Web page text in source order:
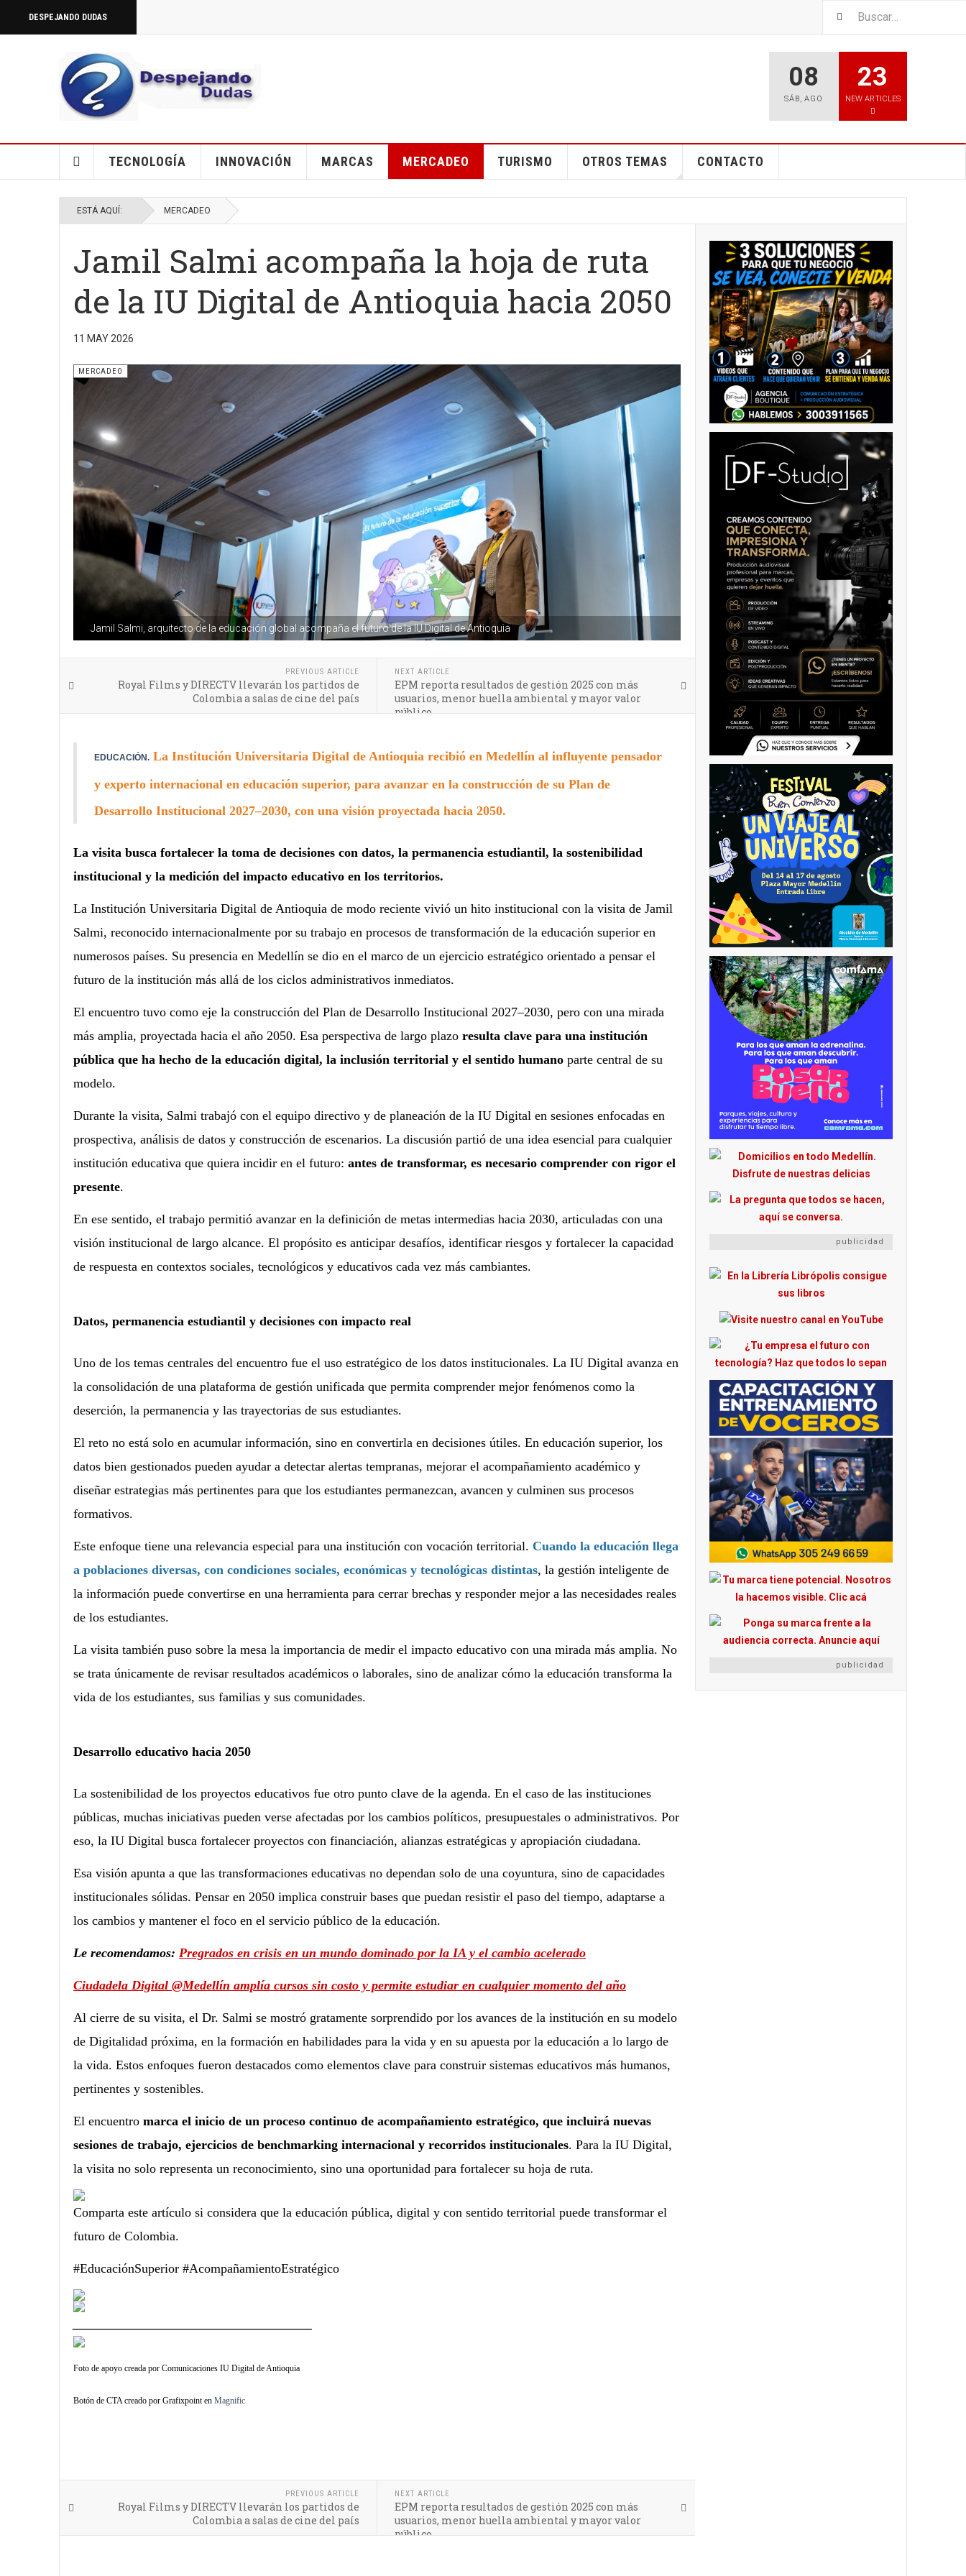
DESPEJANDO DUDAS
08
SÁB, AGO
23
NEW ARTICLES
TECNOLOGÍA INNOVACIÓN MARCAS MERCADEO TURISMO OTROS TEMAS CONTACTO
ESTÁ AQUÍ: MERCADEO
Jamil Salmi acompaña la hoja de ruta
de la IU Digital de Antioquia hacia 2050
11 MAY 2026
Jamil Salmi, arquitecto de la educación global acompaña el futuro de la IU Digital de Antioquia
MERCADEO
PREVIOUS ARTICLE
Royal Films y DIRECTV llevarán los partidos de
Colombia a salas de cine del país
NEXT ARTICLE
EPM reporta resultados de gestión 2025 con más
usuarios, menor huella ambiental y mayor valor
público
EDUCACIÓN. La Institución Universitaria Digital de Antioquia recibió en Medellín al influyente pensador
y experto internacional en educación superior, para avanzar en la construcción de su Plan de
Desarrollo Institucional 2027–2030, con una visión proyectada hacia 2050.
La visita busca fortalecer la toma de decisiones con datos, la permanencia estudiantil, la sostenibilidad
institucional y la medición del impacto educativo en los territorios.
La Institución Universitaria Digital de Antioquia de modo reciente vivió un hito institucional con la visita de Jamil
Salmi, reconocido internacionalmente por su trabajo en procesos de transformación de la educación superior en
numerosos países. Su presencia en Medellín se dio en el marco de un ejercicio estratégico orientado a pensar el
futuro de la institución más allá de los ciclos administrativos inmediatos.
El encuentro tuvo como eje la construcción del Plan de Desarrollo Institucional 2027–2030, pero con una mirada
más amplia, proyectada hacia el año 2050. Esa perspectiva de largo plazo resulta clave para una institución
pública que ha hecho de la educación digital, la inclusión territorial y el sentido humano parte central de su
modelo.
Durante la visita, Salmi trabajó con el equipo directivo y de planeación de la IU Digital en sesiones enfocadas en
prospectiva, análisis de datos y construcción de escenarios. La discusión partió de una idea esencial para cualquier
institución educativa que quiera incidir en el futuro: antes de transformar, es necesario comprender con rigor el
presente.
En ese sentido, el trabajo permitió avanzar en la definición de metas intermedias hacia 2030, articuladas con una
visión institucional de largo alcance. El propósito es anticipar desafíos, identificar riesgos y fortalecer la capacidad
de respuesta en contextos sociales, tecnológicos y educativos cada vez más cambiantes.
Datos, permanencia estudiantil y decisiones con impacto real
Uno de los temas centrales del encuentro fue el uso estratégico de los datos institucionales. La IU Digital avanza en
la consolidación de una plataforma de gestión unificada que permita comprender mejor fenómenos como la
deserción, la permanencia y las trayectorias de sus estudiantes.
El reto no está solo en acumular información, sino en convertirla en decisiones útiles. En educación superior, los
datos bien gestionados pueden ayudar a detectar alertas tempranas, mejorar el acompañamiento académico y
diseñar estrategias más pertinentes para que los estudiantes permanezcan, avancen y culminen sus procesos
formativos.
Este enfoque tiene una relevancia especial para una institución con vocación territorial. Cuando la educación llega
a poblaciones diversas, con condiciones sociales, económicas y tecnológicas distintas, la gestión inteligente de
la información puede convertirse en una herramienta para cerrar brechas y responder mejor a las necesidades reales
de los estudiantes.
La visita también puso sobre la mesa la importancia de medir el impacto educativo con una mirada más amplia. No
se trata únicamente de revisar resultados académicos o laborales, sino de analizar cómo la educación transforma la
vida de los estudiantes, sus familias y sus comunidades.
Desarrollo educativo hacia 2050
La sostenibilidad de los proyectos educativos fue otro punto clave de la agenda. En el caso de las instituciones
públicas, muchas iniciativas pueden verse afectadas por los cambios políticos, presupuestales o administrativos. Por
eso, la IU Digital busca fortalecer proyectos con financiación, alianzas estratégicas y apropiación ciudadana.
Esa visión apunta a que las transformaciones educativas no dependan solo de una coyuntura, sino de capacidades
institucionales sólidas. Pensar en 2050 implica construir bases que puedan resistir el paso del tiempo, adaptarse a
los cambios y mantener el foco en el servicio público de la educación.
Le recomendamos: Pregrados en crisis en un mundo dominado por la IA y el cambio acelerado
Ciudadela Digital @Medellín amplía cursos sin costo y permite estudiar en cualquier momento del año
Al cierre de su visita, el Dr. Salmi se mostró gratamente sorprendido por los avances de la institución en su modelo
de Digitalidad próxima, en la formación en habilidades para la vida y en su apuesta por la educación a lo largo de
la vida. Estos enfoques fueron destacados como elementos clave para construir sistemas educativos más humanos,
pertinentes y sostenibles.
El encuentro marca el inicio de un proceso continuo de acompañamiento estratégico, que incluirá nuevas
sesiones de trabajo, ejercicios de benchmarking internacional y recorridos institucionales. Para la IU Digital,
la visita no solo representa un reconocimiento, sino una oportunidad para fortalecer su hoja de ruta.
Comparta este artículo si considera que la educación pública, digital y con sentido territorial puede transformar el
futuro de Colombia.
#EducaciónSuperior #AcompañamientoEstratégico
Foto de apoyo creada por Comunicaciones IU Digital de Antioquia
Botón de CTA creado por Grafixpoint en Magnific
PREVIOUS ARTICLE
Royal Films y DIRECTV llevarán los partidos de
Colombia a salas de cine del país
NEXT ARTICLE
EPM reporta resultados de gestión 2025 con más
usuarios, menor huella ambiental y mayor valor
público
publicidad
publicidad